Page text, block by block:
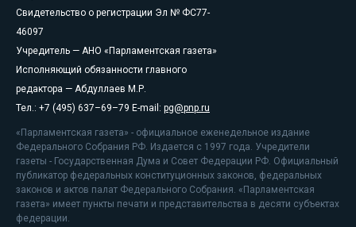
Свидетельство о регистрации Эл № ФС77-
46097
Учредитель — АНО «Парламентская газета»
Исполняющий обязанности главного
редактора — Абдуллаев М.Р.
Тел.: +7 (495) 637–69–79 E-mail: pg@pnp.ru
«Парламентская газета» - официальное еженедельное издание
Федерального Собрания РФ. Издается с 1997 года. Учредители
газеты - Государственная Дума и Совет Федерации РФ. Официальный
публикатор федеральных конституционных законов, федеральных
законов и актов палат Федерального Собрания. «Парламентская
газета» имеет пункты печати и представительства в десяти субъектах
федерации.